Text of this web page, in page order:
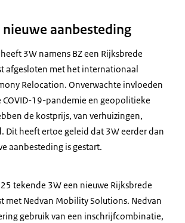
aanbesteding
3W namens BZ een Rijksbrede
afgesloten met het internationaal
Relocation. Onverwachte invloeden
COVID-19-pandemie en geopolitieke
de kostprijs, van verhuizingen,
Dit heeft ertoe geleid dat 3W eerder dan
aanbesteding is gestart.
tekende 3W een nieuwe Rijksbrede
met Nedvan Mobility Solutions. Nedvan
gebruik van een inschrijfcombinatie,